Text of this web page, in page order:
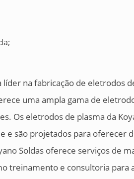
líder na fabricação de eletrodos
uma ampla gama de
Os eletrodos de plasma da
e são projetados para oferecer
Soldas oferece serviços de
treinamento e consultoria para